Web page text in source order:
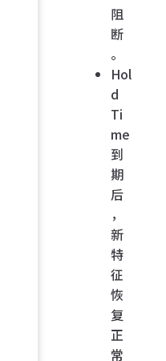
阻
断
。
Hol
d
Ti
me
到
期
后
，
新
特
征
恢
复
正
常